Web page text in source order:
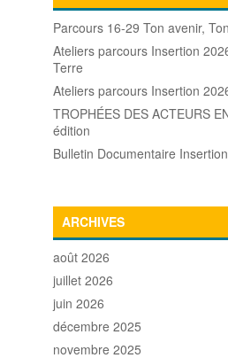
Parcours 16-29 Ton avenir,
Ateliers parcours Insertion
Terre
Ateliers parcours Insertion
TROPHÉES DES ACTEURS
édition
Bulletin Documentaire Insertion
ARCHIVES
août 2026
juillet 2026
juin 2026
décembre 2025
novembre 2025